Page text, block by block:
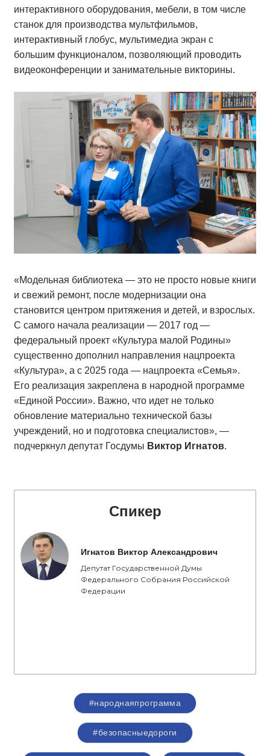
интерактивного оборудования, мебели, в том числе
станок для производства мультфильмов,
интерактивный глобус, мультимедиа экран с
большим функционалом, позволяющий проводить
видеоконференции и занимательные викторины.
«Модельная библиотека — это не просто новые книги
и свежий ремонт, после модернизации она
становится центром притяжения и детей, и взрослых.
С самого начала реализации — 2017 год —
федеральный проект «Культура малой Родины»
существенно дополнил направления нацпроекта
«Культура», а с 2025 года — нацпроекта «Семья».
Его реализация закреплена в народной программе
«Единой России». Важно, что идет не только
обновление материально технической базы
учреждений, но и подготовка специалистов», —
подчеркнул депутат Госдумы Виктор Игнатов.
Спикер
Игнатов Виктор Александрович
Депутат Государственной Думы
Федерального Собрания Российской
Федерации
#народнаяпрограмма
#безопасныедороги